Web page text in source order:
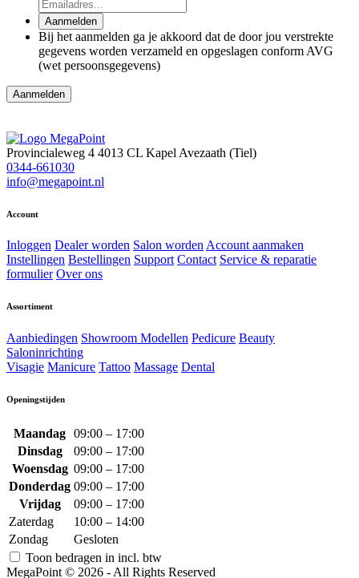
Aanmelden
Bij het aanmelden ga je akkoord dat de door jou verstrekte
gegevens worden verzameld en opgeslagen conform AVG
(wet persoonsgegevens)
Provincialeweg 4 4013 CL Kapel Avezaath (Tiel)
0344-661030
info@megapoint.nl
Account
Inloggen Dealer worden Salon wordenAccount aanmaken
Instellingen Bestellingen Support Contact Service & reparatie
formulier Over ons
Assortiment
Aanbiedingen Showroom Modellen Pedicure Beauty
Saloninrichting
Visagie Manicure Tattoo Massage Dental
Openingstijden
Maandag 09:00 – 17:00
Dinsdag
09:00 – 17:00
Woensdag 09:00 – 17:00
Donderdag 09:00 – 17:00
Vrijdag
09:00 – 17:00
Zaterdag
10:00 – 14:00
Zondag
Gesloten
Toon bedragen in incl. btw
MegaPoint © 2026 - All Rights Reserved